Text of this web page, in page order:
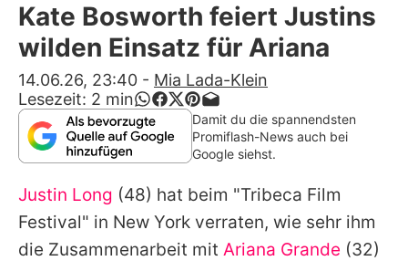
Stars
Filme & Serien
Lifestyle
Familie & Liebe
Alle Themen auf Promiflash
Kate Bosworth feiert Justins
wilden Einsatz für Ariana
14.06.26, 23:40 - Mia Lada-Klein
Lesezeit: 2 min
Damit du die spannendsten
Promiflash-News auch bei
Google siehst.
Justin Long (48) hat beim "Tribeca Film
Festival" in New York verraten, wie sehr ihm
die Zusammenarbeit mit Ariana Grande (32)